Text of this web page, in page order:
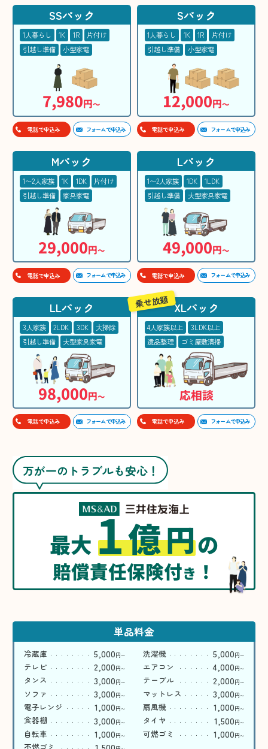
SSパック
1人暮らし 1K 1R
片付け
引越し準備
小型家電
7,980円〜
電話で申込み フォームで申込み
Sパック
1人暮らし 1K 1R
片付け
引越し準備
小型家電
12,000円〜
電話で申込み フォームで申込み
Mパック
1〜2人家族 1K 1DK
片付け
引越し準備
家具家電
29,000円〜
電話で申込み フォームで申込み
Lパック
1〜2人家族 1DK
1LDK
引越し準備
大型家具家電
49,000円〜
電話で申込み フォームで申込み
LLパック
3人家族 2LDK 3DK
大掃除
引越し準備
大型家具家電
98,000円〜
電話で申込み フォームで申込み
XLパック
4人家族以上
3LDK以上
遺品整理
ゴミ屋敷清掃
応相談
乗せ放題
電話で申込み フォームで申込み
万が一のトラブルも安心！
最大1億円の
賠償責任保険付き ！
単品料金
冷蔵庫 5,000円〜 洗濯機 5,000円〜
テレビ 2,000円〜 エアコン 4,000円〜
タンス 3,000円〜 テーブル 2,000円〜
ソファ 3,000円〜 マットレス 3,000円〜
電子レンジ 1,000円〜 扇風機 1,000円〜
食器棚 3,000円〜 タイヤ 1,500円〜
自転車 1,000円〜 可燃ゴミ 1,000円〜